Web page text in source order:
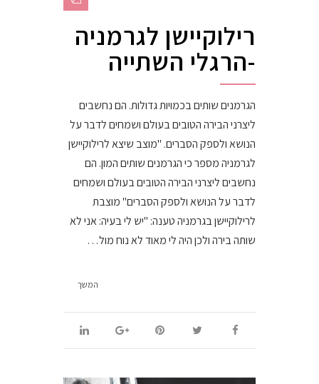
רילוקיישן לגרמניה
-הרגלי השתייה
הגרמנים שותים בכמויות גדולות. הם נחשבים
ליצרני הבירה הטובים בעולם ושמחים לדבר על
הנושא ולספק הסברים. "מוצב שיצא לרילוקיישן
לגרמניה מספר כי הגרמנים שותים המון. הם
נחשבים ליצרני הבירה הטובים בעולם ושמחים
לדבר על הנושא ולספק הסברים" מוצבת
לרילוקיישן בגרמניה טענה: "יש לי בעיה: אני לא
שותה בירה ולכן היה לי מאוד לא נוח מול…
המשך